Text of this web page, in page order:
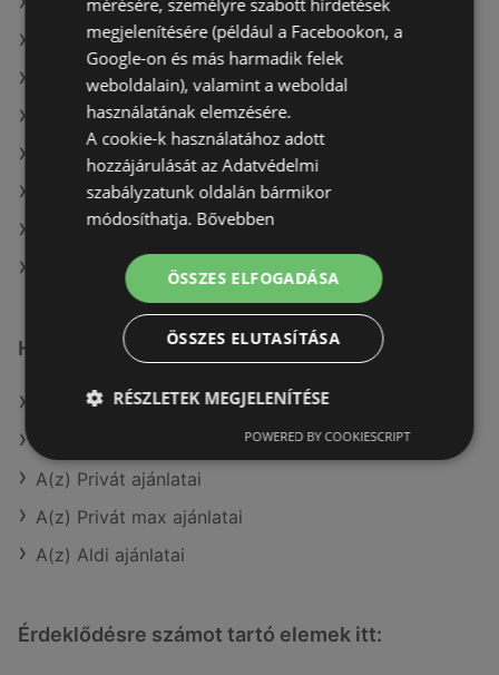
A(z) Metro ajánlatai
A(z) COOP Szolnok Zrt. aktuális akciós újságjai
A(z) ÁRKLUB aktuális akciós újságjai
A(z) Merkury Market aktuális akciós újságjai
A(z) Reál aktuális akciós újságjai
A(z) AlphaZoo aktuális akciós újságjai
A(z) Tesco üzletei itt: Sopron-Fertődi
Hasonló kiskereskedők
A(z) Auchan ajánlatai
A(z) Privát ajánlatai
A(z) Privát max ajánlatai
A(z) Aldi ajánlatai
Érdeklődésre számot tartó elemek itt:
mérésére, személyre szabott hirdetések
megjelenítésére (például a Facebookon, a
Google-on és más harmadik felek
weboldalain), valamint a weboldal
használatának elemzésére.
A cookie-k használatához adott
hozzájárulását az Adatvédelmi
szabályzatunk oldalán bármikor
módosíthatja. Bővebben
ÖSSZES ELFOGADÁSA
ÖSSZES ELUTASÍTÁSA
RÉSZLETEK MEGJELENÍTÉSE
POWERED BY COOKIESCRIPT